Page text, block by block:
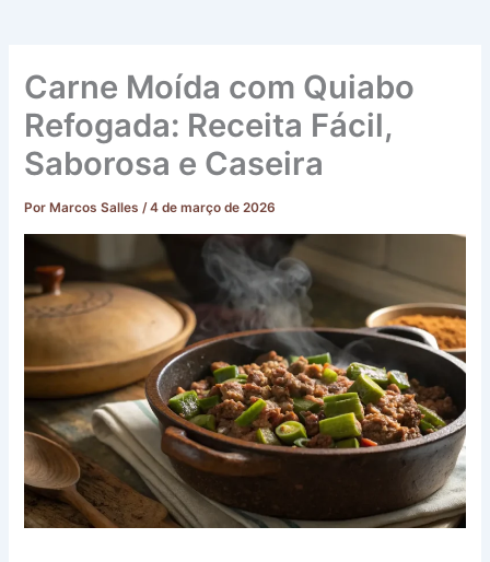
Carne Moída com Quiabo
Refogada: Receita Fácil,
Saborosa e Caseira
Por Marcos Salles/4 de março de 2026